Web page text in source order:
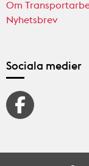
Om
Nyhetsbrev
Sociala medier